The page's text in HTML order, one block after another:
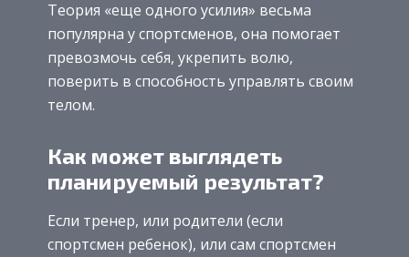
Теория «еще одного усилия» весьма
популярна у спортсменов, она помогает
превозмочь себя, укрепить волю,
поверить в способность управлять своим
телом.
Как может выглядеть
планируемый результат?
Если тренер, или родители (если
спортсмен ребенок), или сам спортсмен